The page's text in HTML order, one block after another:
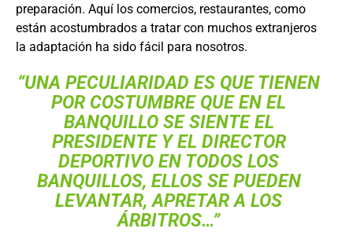
preparación. Aquí los comercios, restaurantes, como
están acostumbrados a tratar con muchos extranjeros
la adaptación ha sido fácil para nosotros.
“UNA PECULIARIDAD ES QUE TIENEN
POR COSTUMBRE QUE EN EL
BANQUILLO SE SIENTE EL
PRESIDENTE Y EL DIRECTOR
DEPORTIVO EN TODOS LOS
BANQUILLOS, ELLOS SE PUEDEN
LEVANTAR, APRETAR A LOS
ÁRBITROS…”